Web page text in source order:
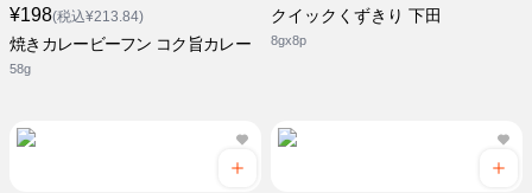
¥198(税込¥213.84)
焼きカレービーフン コク旨カレー
58g
クイックくずきり 下田
8gx8p